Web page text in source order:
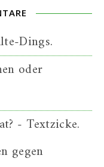
Dings.
oder
- Textzicke.
gegen